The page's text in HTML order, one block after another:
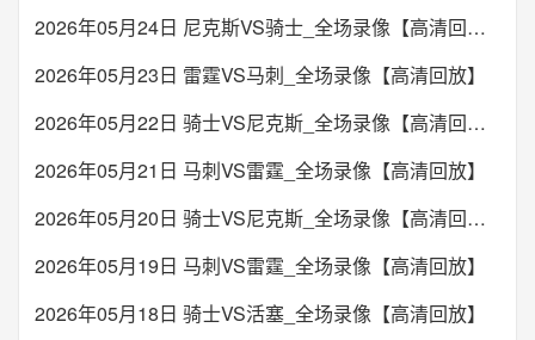
2026年05月24日 尼克斯VS骑士_全场录像【高清回放】
2026年05月23日 雷霆VS马刺_全场录像【高清回放】
2026年05月22日 骑士VS尼克斯_全场录像【高清回放】
2026年05月21日 马刺VS雷霆_全场录像【高清回放】
2026年05月20日 骑士VS尼克斯_全场录像【高清回放】
2026年05月19日 马刺VS雷霆_全场录像【高清回放】
2026年05月18日 骑士VS活塞_全场录像【高清回放】